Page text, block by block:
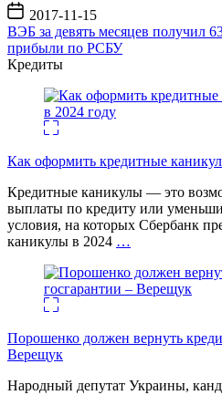
Дата
записи
2017-11-15
ВЭБ за девять месяцев получил
прибыли по РСБУ
Кредиты
Как оформить кредитные
Кредитные каникулы — это
выплаты по кредиту или
условия, на которых Сбербанк
каникулы в 2024 …
Порошенко должен вернуть
Верещук
Народный депутат Украины,